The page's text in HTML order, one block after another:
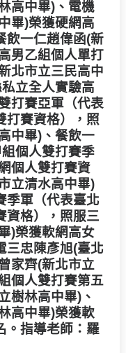
高中畢)、電機
畢)榮獲硬網高
飲一仁趙偉函(新
男乙組個人單打
北市立三民高中
立全人實驗高
打賽亞軍（代表
打賽資格），照
中畢)、餐飲一
個人雙打賽季
個人雙打賽資
立清水高中畢)
季軍（代表臺北
資格），照服三
)榮獲軟網高女
三忠陳彥旭(臺北
家齊(新北市立
個人雙打賽第五
樹林高中畢)、
高中畢)榮獲軟
。指導老師：羅